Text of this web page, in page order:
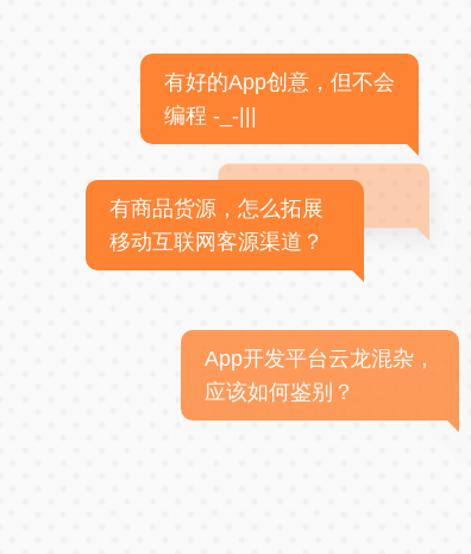
有好的App创意，但不会
编程 -_-|||
有商品货源，怎么拓展
移动互联网客源渠道？
App开发平台云龙混杂，
应该如何鉴别？